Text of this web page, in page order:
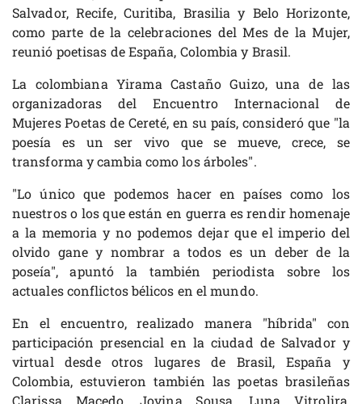
Salvador, Recife, Curitiba, Brasilia y Belo Horizonte,
como parte de la celebraciones del Mes de la Mujer,
reunió poetisas de España, Colombia y Brasil.
La colombiana Yirama Castaño Guizo, una de las
organizadoras del Encuentro Internacional de
Mujeres Poetas de Cereté, en su país, consideró que "la
poesía es un ser vivo que se mueve, crece, se
transforma y cambia como los árboles".
"Lo único que podemos hacer en países como los
nuestros o los que están en guerra es rendir homenaje
a la memoria y no podemos dejar que el imperio del
olvido gane y nombrar a todos es un deber de la
poseía", apuntó la también periodista sobre los
actuales conflictos bélicos en el mundo.
En el encuentro, realizado manera "híbrida" con
participación presencial en la ciudad de Salvador y
virtual desde otros lugares de Brasil, España y
Colombia, estuvieron también las poetas brasileñas
Clarissa Macedo, Jovina Sousa, Luna Vitrolira,